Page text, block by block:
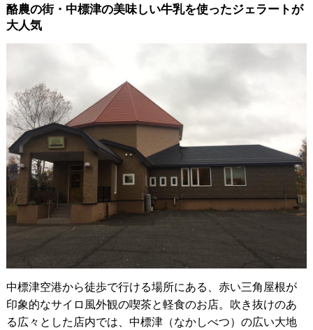
酪農の街・中標津の美味しい牛乳を使ったジェラートが
大人気
中標津空港から徒歩で行ける場所にある、赤い三角屋根が
印象的なサイロ風外観の喫茶と軽食のお店。吹き抜けのあ
る広々とした店内では、中標津（なかしべつ）の広い大地